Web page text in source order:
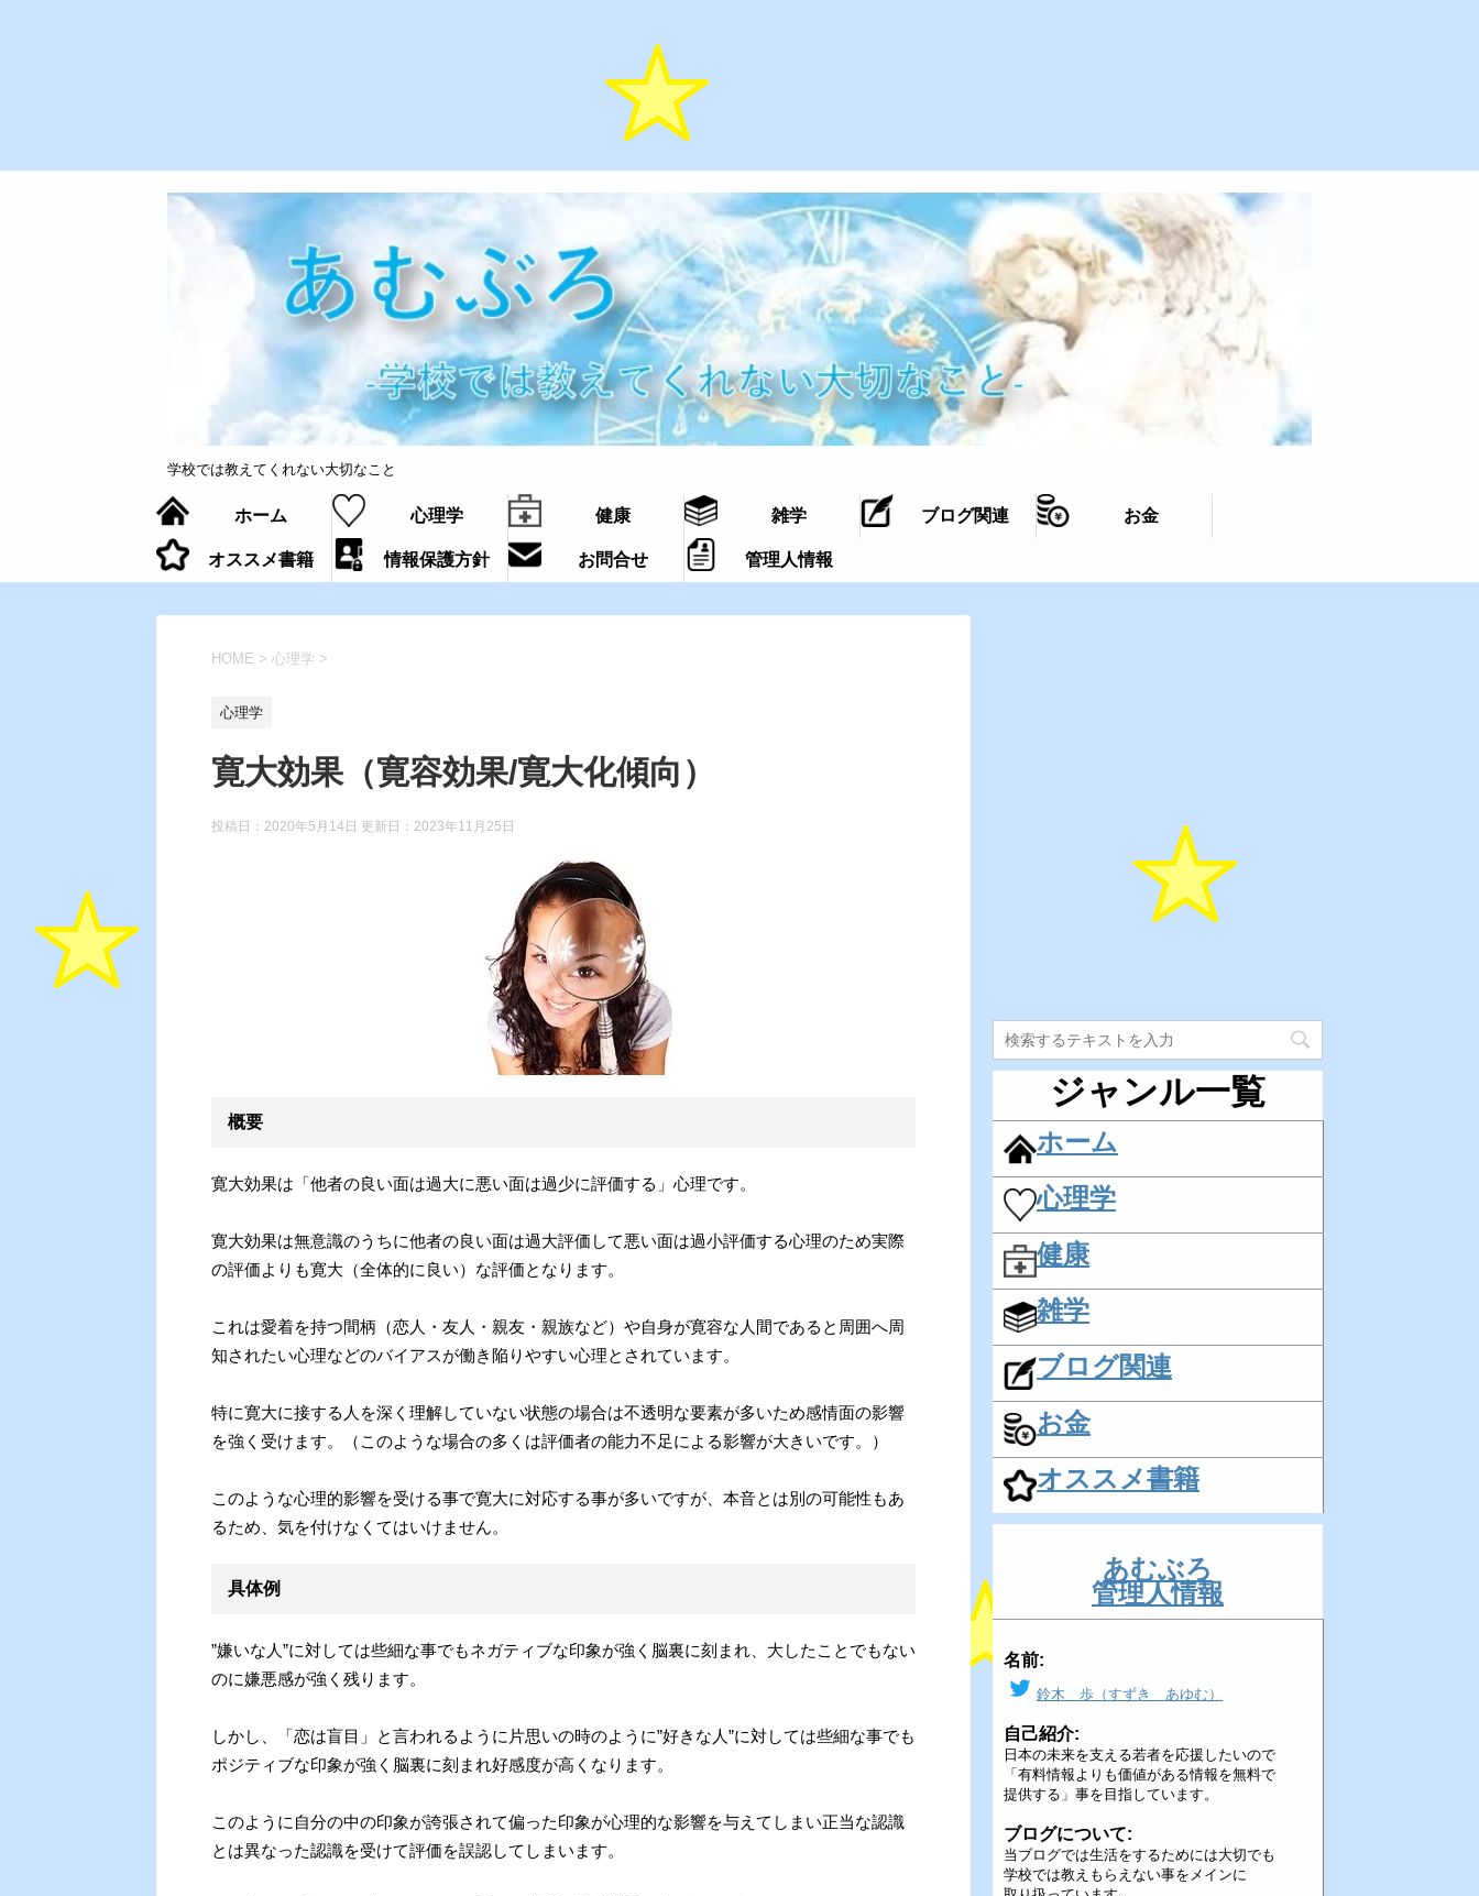
学校では教えてくれない大切なこと
ホーム 心理学 健康 雑学 ブログ関連 お金
オススメ書籍 情報保護方針 お問合せ 管理人情報
HOME > 心理学 >
心理学
寛大効果（寛容効果/寛大化傾向）
投稿日：2020年5月14日 更新日： 2023年11月25日
概要
寛大効果は「他者の良い面は過大に悪い面は過少に評価する」心理です。
寛大効果は無意識のうちに他者の良い面は過大評価して悪い面は過小評価する心理のため実際
の評価よりも寛大（全体的に良い）な評価となります。
これは愛着を持つ間柄（恋人・友人・親友・親族など）や自身が寛容な人間であると周囲へ周
知されたい心理などのバイアスが働き陥りやすい心理とされています。
特に寛大に接する人を深く理解していない状態の場合は不透明な要素が多いため感情面の影響
を強く受けます。（このような場合の多くは評価者の能力不足による影響が大きいです。）
このような心理的影響を受ける事で寛大に対応する事が多いですが、本音とは別の可能性もあ
るため、気を付けなくてはいけません。
具体例
”嫌いな人”に対しては些細な事でもネガティブな印象が強く脳裏に刻まれ、大したことでもない
のに嫌悪感が強く残ります。
しかし、「恋は盲目」と言われるように片思いの時のように”好きな人”に対しては些細な事でも
ポジティブな印象が強く脳裏に刻まれ好感度が高くなります。
このように自分の中の印象が誇張されて偏った印象が心理的な影響を与えてしまい正当な認識
とは異なった認識を受けて評価を誤認してしまいます。
ジャンル一覧
ホーム
心理学
健康
雑学
ブログ関連
お金
オススメ書籍
あむぶろ
管理人情報
名前:
鈴木 歩（すずき あゆむ）
自己紹介:
日本の未来を支える若者を応援したいので
「有料情報よりも価値がある情報を無料で
提供する」事を目指しています。
ブログについて:
当ブログでは生活をするためには大切でも
学校では教えもらえない事をメインに